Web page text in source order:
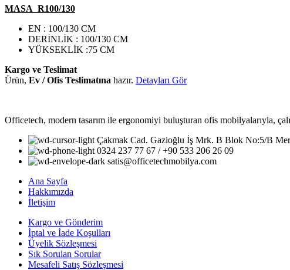
MASA R100/130
EN : 100/130 CM
DERİNLİK : 100/130 CM
YÜKSEKLİK :75 CM
Kargo ve Teslimat
Ürün, Ev / Ofis Teslimatına hazır. Detayları Gör
Officetech, modern tasarım ile ergonomiyi buluşturan ofis mobilyalarıyla,
Çakmak Cad. Gazioğlu İş Mrk. B Blok No:5/B
0324 237 77 67 / +90 533 206 26 09
satis@officetechmobilya.com
Ana Sayfa
Hakkımızda
İletişim
Kargo ve Gönderim
İptal ve İade Koşulları
Üyelik Sözleşmesi
Sık Sorulan Sorular
Mesafeli Satış Sözleşmesi